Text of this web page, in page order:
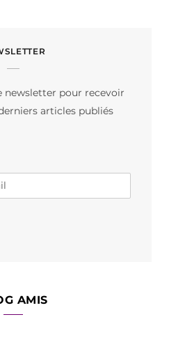
t
m
T
newsletter pour recevoir
articles publiés
AMIS